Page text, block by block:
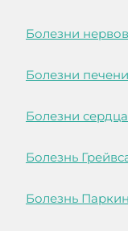
Болезни
Болезни
Болезни
Болезнь
Болезнь